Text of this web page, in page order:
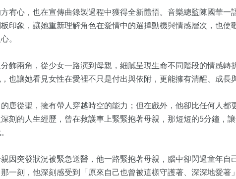
宥心，也在宣傳曲錄製過程中獲得全新體悟。音樂總監陳國華一
印象，讓她重新理解角色在愛情中的選擇動機與情感層次，也使
。
飾兩角，從少女一路演到母親，細膩呈現生命不同階段的情感轉
也讓她看見女性在愛裡不只是付出與依附，更能擁有清醒、成長
唐從聖，擁有帶人穿越時空的能力；但在戲外，他卻比任何人都
刻的人生經歷，曾在救護車上緊緊抱著母親，那短短的5分鐘，
因突發狀況被緊急送醫，他一路緊抱著母親，腦中卻閃過童年自
一刻，他深刻感受到「原來自己也曾被這樣守護著、深深地愛著
117+
旅遊
36+
頭條